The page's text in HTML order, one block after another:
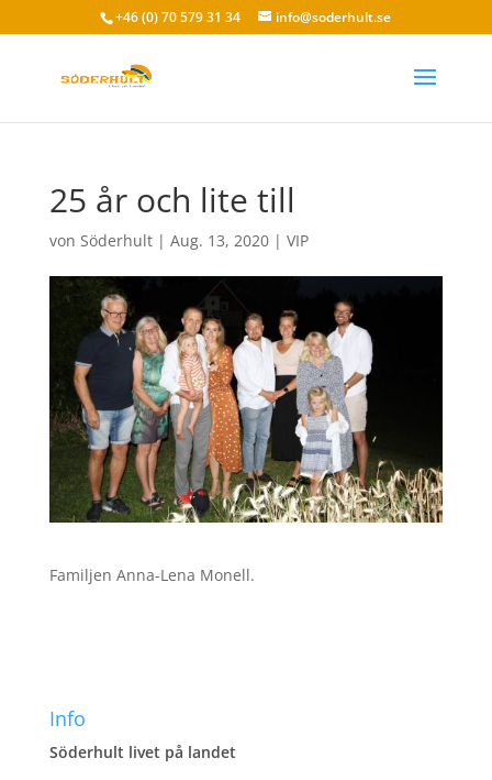
+46 (0) 70 579 31 34 info@soderhult.se
25 år och lite till
von Söderhult| Aug. 13, 2020| VIP
Familjen Anna-Lena Monell.
Info
Söderhult livet på landet